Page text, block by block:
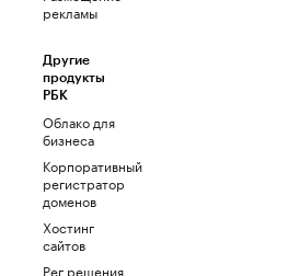
рекламы
Другие
продукты
РБК
Облако для
бизнеса
Корпоративный
регистратор
доменов
Хостинг
сайтов
Рег.решения